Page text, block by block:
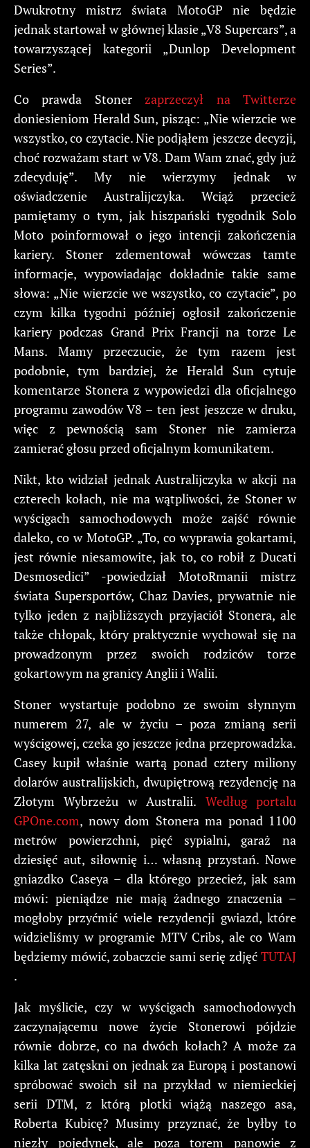
Dwukrotny mistrz świata MotoGP nie będzie
jednak startował w głównej klasie „V8 Supercars”, a
towarzyszącej kategorii „Dunlop Development
Series”.
Co prawda Stoner zaprzeczył na Twitterze
doniesieniom Herald Sun, pisząc: „Nie wierzcie we
wszystko, co czytacie. Nie podjąłem jeszcze decyzji,
choć rozważam start w V8. Dam Wam znać, gdy już
zdecyduję”. My nie wierzymy jednak w
oświadczenie Australijczyka. Wciąż przecież
pamiętamy o tym, jak hiszpański tygodnik Solo
Moto poinformował o jego intencji zakończenia
kariery. Stoner zdementował wówczas tamte
informacje, wypowiadając dokładnie takie same
słowa: „Nie wierzcie we wszystko, co czytacie”, po
czym kilka tygodni później ogłosił zakończenie
kariery podczas Grand Prix Francji na torze Le
Mans. Mamy przeczucie, że tym razem jest
podobnie, tym bardziej, że Herald Sun cytuje
komentarze Stonera z wypowiedzi dla oficjalnego
programu zawodów V8 – ten jest jeszcze w druku,
więc z pewnością sam Stoner nie zamierza
zamierać głosu przed oficjalnym komunikatem.
Nikt, kto widział jednak Australijczyka w akcji na
czterech kołach, nie ma wątpliwości, że Stoner w
wyścigach samochodowych może zajść równie
daleko, co w MotoGP. „To, co wyprawia gokartami,
jest równie niesamowite, jak to, co robił z Ducati
Desmosedici” -powiedział MotoRmanii mistrz
świata Supersportów, Chaz Davies, prywatnie nie
tylko jeden z najbliższych przyjaciół Stonera, ale
także chłopak, który praktycznie wychował się na
prowadzonym przez swoich rodziców torze
gokartowym na granicy Anglii i Walii.
Stoner wystartuje podobno ze swoim słynnym
numerem 27, ale w życiu – poza zmianą serii
wyścigowej, czeka go jeszcze jedna przeprowadzka.
Casey kupił właśnie wartą ponad cztery miliony
dolarów australijskich, dwupiętrową rezydencję na
Złotym Wybrzeżu w Australii. Według portalu
GPOne.com, nowy dom Stonera ma ponad 1100
metrów powierzchni, pięć sypialni, garaż na
dziesięć aut, siłownię i… własną przystań. Nowe
gniazdko Caseya – dla którego przecież, jak sam
mówi: pieniądze nie mają żadnego znaczenia –
mogłoby przyćmić wiele rezydencji gwiazd, które
widzieliśmy w programie MTV Cribs, ale co Wam
będziemy mówić, zobaczcie sami serię zdjęć TUTAJ
.
Jak myślicie, czy w wyścigach samochodowych
zaczynającemu nowe życie Stonerowi pójdzie
równie dobrze, co na dwóch kołach? A może za
kilka lat zatęskni on jednak za Europą i postanowi
spróbować swoich sił na przykład w niemieckiej
serii DTM, z którą plotki wiążą naszego asa,
Roberta Kubicę? Musimy przyznać, że byłby to
niezły pojedynek, ale poza torem panowie z